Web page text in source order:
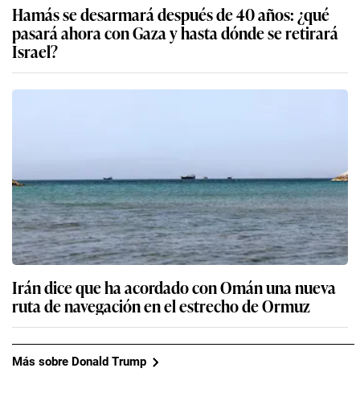
Hamás se desarmará después de 40 años: ¿qué
pasará ahora con Gaza y hasta dónde se retirará
Israel?
Irán dice que ha acordado con Omán una nueva
ruta de navegación en el estrecho de Ormuz
Más sobre Donald Trump